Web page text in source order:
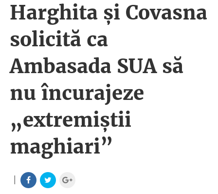
Harghita şi Covasna
solicită ca
Ambasada SUA să
nu încurajeze
„extremiştii
maghiari”
|